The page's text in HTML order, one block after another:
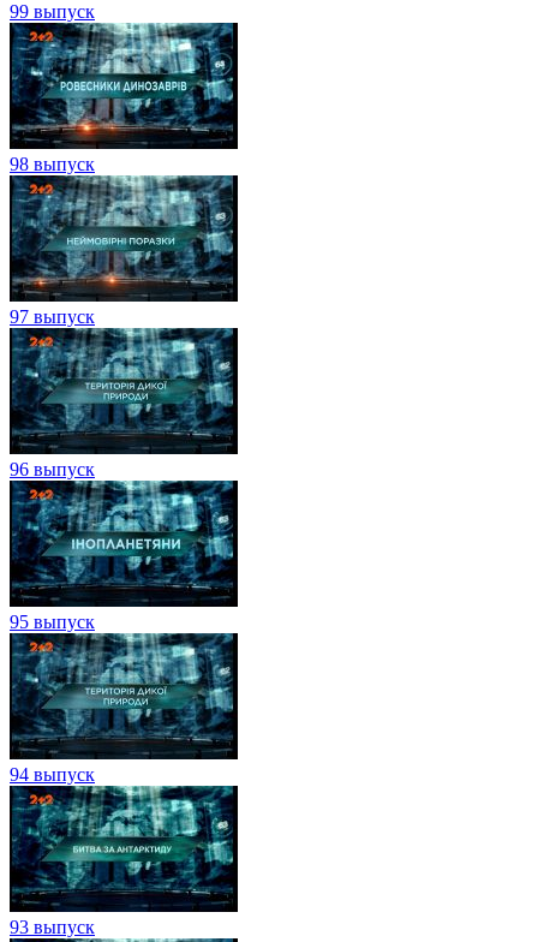
99 выпуск
98 выпуск
97 выпуск
96 выпуск
95 выпуск
94 выпуск
93 выпуск